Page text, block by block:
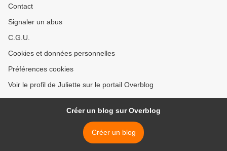
Contact
Signaler un abus
C.G.U.
Cookies et données personnelles
Préférences cookies
Voir le profil de Juliette sur le portail Overblog
Créer un blog sur Overblog
Créer un blog